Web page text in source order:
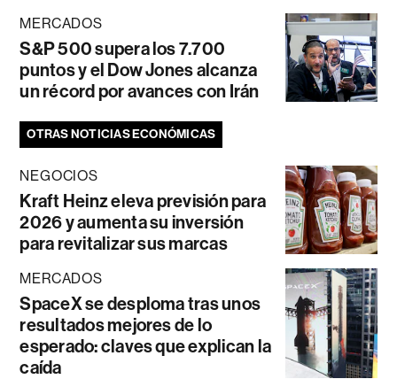
MERCADOS
S&P 500 supera los 7.700
puntos y el Dow Jones alcanza
un récord por avances con Irán
OTRAS NOTICIAS ECONÓMICAS
NEGOCIOS
Kraft Heinz eleva previsión para
2026 y aumenta su inversión
para revitalizar sus marcas
MERCADOS
SpaceX se desploma tras unos
resultados mejores de lo
esperado: claves que explican la
caída